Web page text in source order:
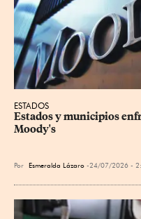
ESTADOS
Estados y municipios
Moody's
Por Esmeralda Lázaro 24/07/2026 -